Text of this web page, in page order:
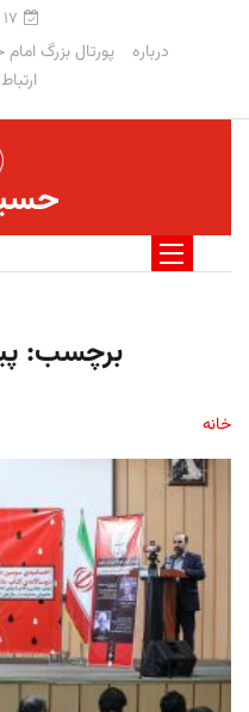
۱۷ مرداد ۱۴۰۵
درباره پورتال بزرگ
برچسب:
خانه